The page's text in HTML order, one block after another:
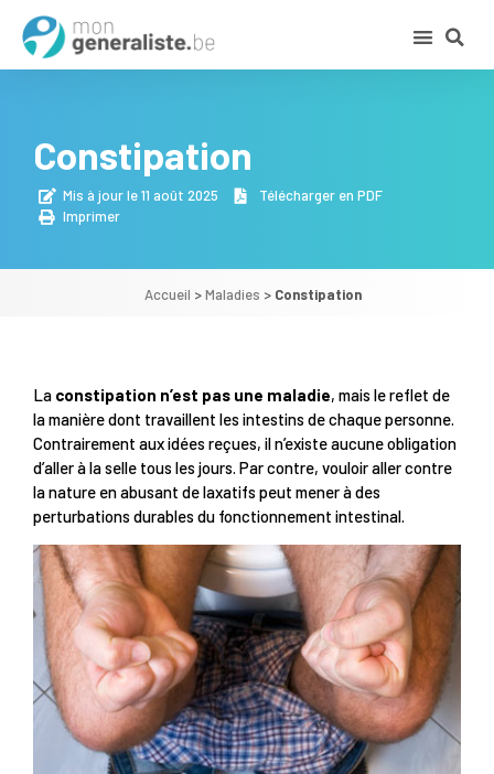
Constipation
Mis à jour le 11 août 2025
Télécharger en PDF
Imprimer
Accueil >Maladies > Constipation
La constipation n’est pas une maladie, mais le reflet de
la manière dont travaillent les intestins de chaque personne.
Contrairement aux idées reçues, il n’existe aucune obligation
d’aller à la selle tous les jours. Par contre, vouloir aller contre
la nature en abusant de laxatifs peut mener à des
perturbations durables du fonctionnement intestinal.